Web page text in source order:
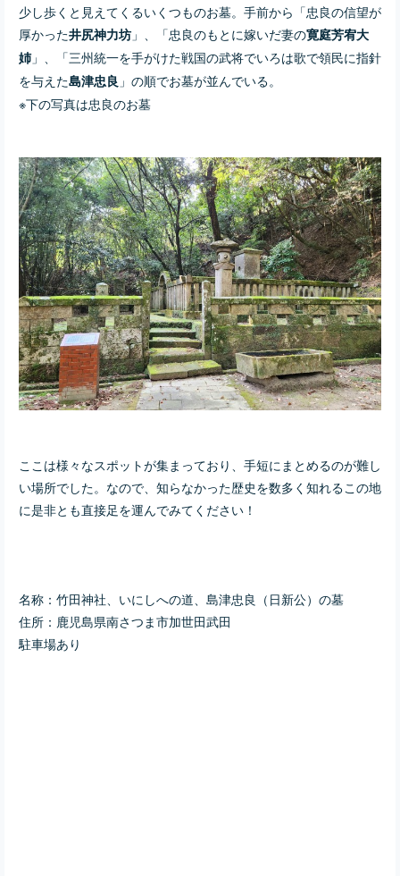
少し歩くと見えてくるいくつものお墓。 手前から「忠良の信望が
厚かった井尻神力坊 」、「忠良のもとに嫁いだ妻の寛庭芳宥大
姉」、「三州統一を手がけた戦国の武将でいろは歌で領民に指針
を与えた島津忠良 」の順でお墓が並んでいる。
※下の写真は忠良のお墓
ここは様々なスポットが集まっており、手短にまとめるのが難し
い場所でした。 なので、知らなかった歴史を数多く知れるこの地
に是非とも直接足を運んでみてください！
名称：竹田神社、いにしへの道、島津忠良（日新公）の墓
住所：鹿児島県南さつま市加世田武田
駐車場あり